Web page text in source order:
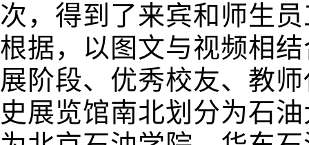
次，得到了来宾和师生
根据，以图文与视频相
展阶段、优秀校友、教
史展览馆南北划分为石